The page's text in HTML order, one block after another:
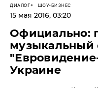
ДИАЛОГ ШОУ-БИЗНЕС
15 мая 2016, 03:20
Официально:
музыкальный
Украине